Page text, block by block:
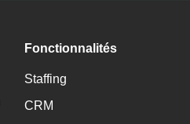
Fonctionnalités
Staffing
CRM